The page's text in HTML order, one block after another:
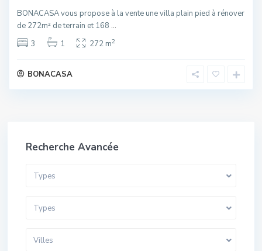
BONACASA vous propose à la vente une villa plain pied à rénover
de 272m² de terrain et 168 ...
3
1 272 m2
BONACASA
Recherche Avancée
Types
Types
Villes